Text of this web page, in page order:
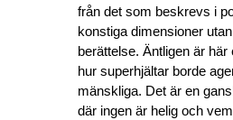
från det som beskrevs i
konstiga dimensioner
berättelse. Äntligen är
hur superhjältar borde
mänskliga. Det är en
där ingen är helig och